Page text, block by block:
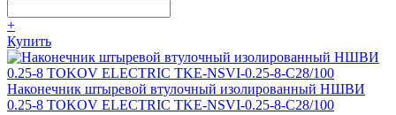
+
Купить
Наконечник штыревой втулочный изолированный НШВИ
0.25-8 TOKOV ELECTRIC TKE-NSVI-0.25-8-C28/100